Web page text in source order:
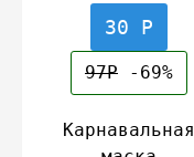
30 Р
97Р -69%
Карнавальная